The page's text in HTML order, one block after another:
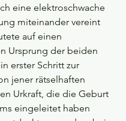
eine elektroschwache
miteinander vereint
auf einen
Ursprung der beiden
erster Schritt zur
jener rätselhaften
Urkraft, die die Geburt
eingeleitet haben